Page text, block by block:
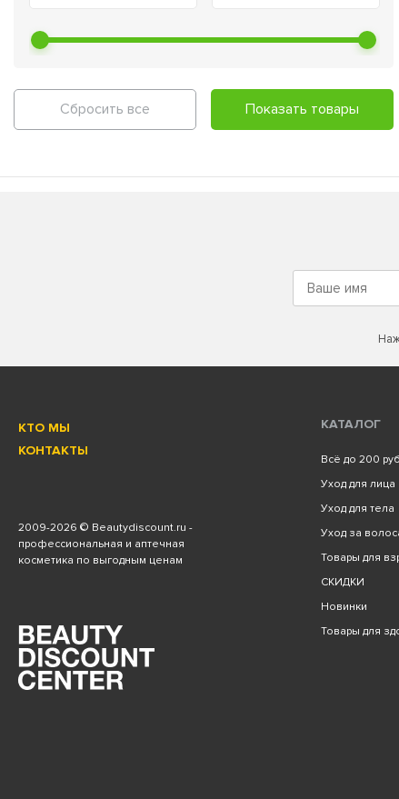
Сбросить все Показать товары
КТО МЫ
КОНТАКТЫ
2009-2026 © Beautydiscount.ru -
профессиональная и аптечная
косметика по выгодным ценам
КАТАЛОГ
Всё до 200
Уход для лица
Уход для тела
Уход за
Товары для
СКИДКИ
Новинки
Товары для